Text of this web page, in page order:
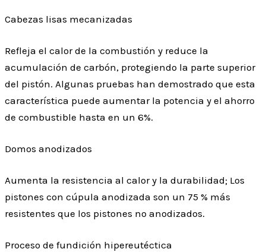
Cabezas lisas mecanizadas
Refleja el calor de la combustión y reduce la
acumulación de carbón, protegiendo la parte superior
del pistón. Algunas pruebas han demostrado que esta
característica puede aumentar la potencia y el ahorro
de combustible hasta en un 6%.
Domos anodizados
Aumenta la resistencia al calor y la durabilidad; Los
pistones con cúpula anodizada son un 75 % más
resistentes que los pistones no anodizados.
Proceso de fundición hipereutéctica